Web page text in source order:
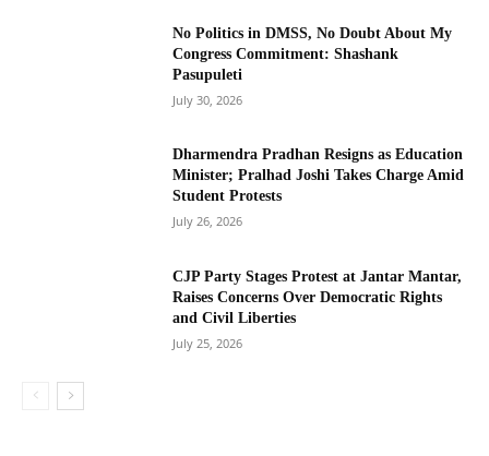
No Politics in DMSS, No Doubt About My
Congress Commitment: Shashank
Pasupuleti
July 30, 2026
Dharmendra Pradhan Resigns as Education
Minister; Pralhad Joshi Takes Charge Amid
Student Protests
July 26, 2026
CJP Party Stages Protest at Jantar Mantar,
Raises Concerns Over Democratic Rights
and Civil Liberties
July 25, 2026